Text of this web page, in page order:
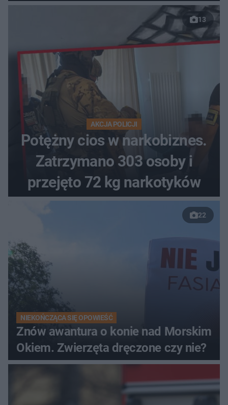
13
AKCJA POLICJI
Potężny cios w narkobiznes.
Zatrzymano 303 osoby i
przejęto 72 kg narkotyków
22
NIEKOŃCZĄCA SIĘ OPOWIEŚĆ
Znów awantura o konie nad Morskim
Okiem. Zwierzęta dręczone czy nie?